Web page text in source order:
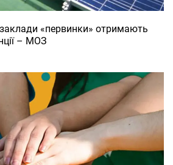
«первинки» отримають
– МОЗ